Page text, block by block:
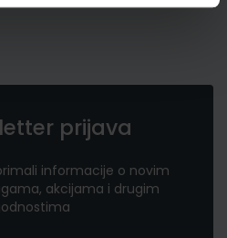
prijava
informacije o novim
akcijama i drugim